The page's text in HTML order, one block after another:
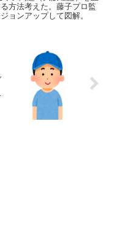
方法考えた。藤子プロ監
ョンアップして図解。